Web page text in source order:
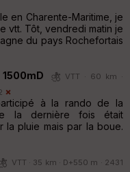
en Charente-Maritime, je
vtt. Tôt, vendredi matin je
du pays Rochefortais
VTT · 60 km ·
à la rando de la
la dernière fois était
la pluie mais par la boue.
VTT · 35 km · D+550 m · 2431